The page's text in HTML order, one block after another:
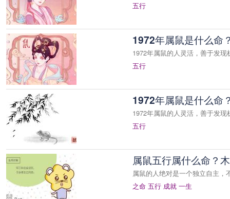
五行
1972年属鼠是什么命
1972年属鼠的人灵活，善于发现
五行
1972年属鼠是什么命
1972年属鼠的人灵活，善于发现
五行
属鼠五行属什么命？
属鼠的人绝对是一个独立自主，
之命 五行 成就 一生